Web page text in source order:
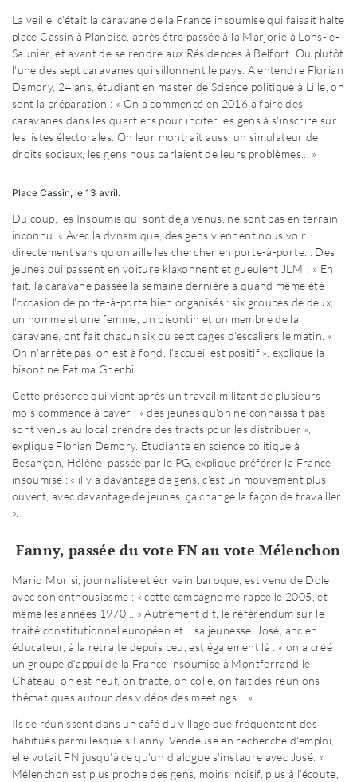
La veille, c'était la caravane de la France insoumise qui faisait halte
place Cassin à Planoise, après être passée à la Marjorie à Lons-le-
Saunier, et avant de se rendre aux Résidences à Belfort. Ou plutôt
l'une des sept caravanes qui sillonnent le pays. A entendre Florian
Demory, 24 ans, étudiant en master de Science politique à Lille, on
sent la préparation : « On a commencé en 2016 à faire des
caravanes dans les quartiers pour inciter les gens à s'inscrire sur
les listes électorales. On leur montrait aussi un simulateur de
droits sociaux, les gens nous parlaient de leurs problèmes... »
Place Cassin, le 13 avril.
Du coup, les Insoumis qui sont déjà venus, ne sont pas en terrain
inconnu. « Avec la dynamique, des gens viennent nous voir
directement sans qu'on aille les chercher en porte-à-porte... Des
jeunes qui passent en voiture klaxonnent et gueulent JLM ! » En
fait, la caravane passée la semaine dernière a quand même été
l'occasion de porte-à-porte bien organisés : six groupes de deux,
un homme et une femme, un bisontin et un membre de la
caravane, ont fait chacun six ou sept cages d'escaliers le matin. «
On n'arrête pas, on est à fond, l'accueil est positif », explique la
bisontine Fatima Gherbi.
Cette présence qui vient après un travail militant de plusieurs
mois commence à payer : « des jeunes qu'on ne connaissait pas
sont venus au local prendre des tracts pour les distribuer »,
explique Florian Demory. Etudiante en science politique à
Besançon, Hélène, passée par le PG, explique préférer la France
insoumise : « il y a davantage de gens, c'est un mouvement plus
ouvert, avec davantage de jeunes, ça change la façon de travailler
».
Fanny, passée du vote FN au vote Mélenchon
Mario Morisi, journaliste et écrivain baroque, est venu de Dole
avec son enthousiasme : « cette campagne me rappelle 2005, et
même les années 1970... » Autrement dit, le référendum sur le
traité constitutionnel européen et... sa jeunesse. José, ancien
éducateur, à la retraite depuis peu, est également là : « on a créé
un groupe d'appui de la France insoumise à Montferrand le
Château, on est neuf, on tracte, on colle, on fait des réunions
thématiques autour des vidéos des meetings... »
Ils se réunissent dans un café du village que fréquentent des
habitués parmi lesquels Fanny. Vendeuse en recherche d'emploi,
elle votait FN jusqu'à ce qu'un dialogue s'instaure avec José. «
Mélenchon est plus proche des gens, moins incisif, plus à l'écoute,